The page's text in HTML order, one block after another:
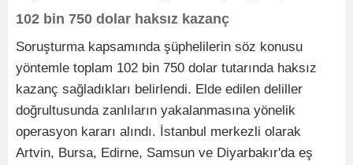
102 bin 750 dolar haksız kazanç
Soruşturma kapsamında şüphelilerin söz konusu
yöntemle toplam 102 bin 750 dolar tutarında haksız
kazanç sağladıkları belirlendi. Elde edilen deliller
doğrultusunda zanlıların yakalanmasına yönelik
operasyon kararı alındı. İstanbul merkezli olarak
Artvin, Bursa, Edirne, Samsun ve Diyarbakır'da eş